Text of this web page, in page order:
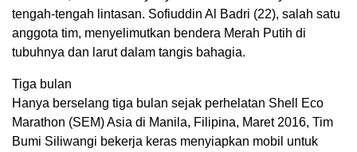
tengah-tengah lintasan. Sofiuddin Al Badri (22), salah satu
anggota tim, menyelimutkan bendera Merah Putih di
tubuhnya dan larut dalam tangis bahagia.
Tiga bulan
Hanya berselang tiga bulan sejak perhelatan Shell Eco
Marathon (SEM) Asia di Manila, Filipina, Maret 2016, Tim
Bumi Siliwangi bekerja keras menyiapkan mobil untuk